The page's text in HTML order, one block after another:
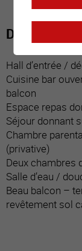
Distribution
Hall d’entrée /
Cuisine bar
balcon
Espace repas
Séjour donnant
Chambre
(privative)
Deux chambres
Salle d’eau /
Beau balcon –
revêtement sol